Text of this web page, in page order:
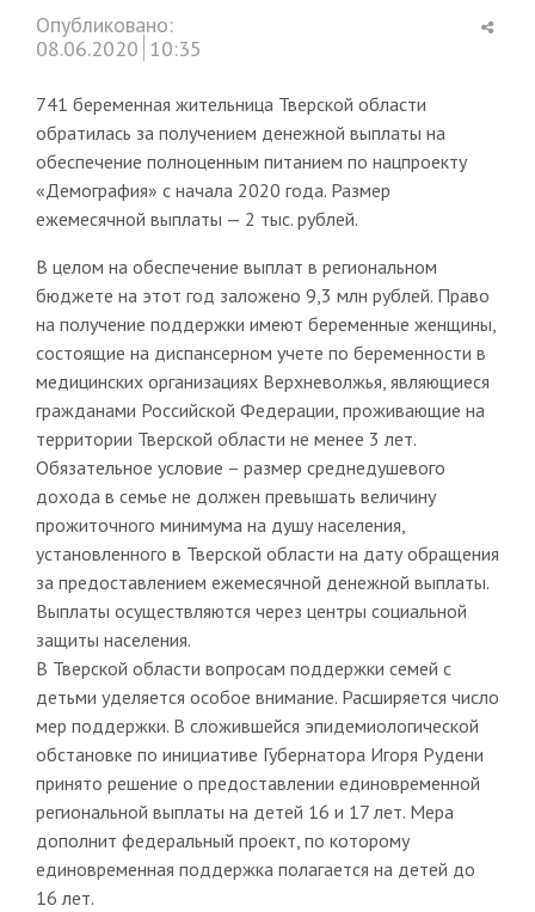
Опубликовано:
08.06.2020 10:35
741 беременная жительница Тверской области
обратилась за получением денежной выплаты на
обеспечение полноценным питанием по нацпроекту
«Демография» с начала 2020 года. Размер
ежемесячной выплаты — 2 тыс. рублей.
В целом на обеспечение выплат в региональном
бюджете на этот год заложено 9,3 млн рублей. Право
на получение поддержки имеют беременные женщины,
состоящие на диспансерном учете по беременности в
медицинских организациях Верхневолжья, являющиеся
гражданами Российской Федерации, проживающие на
территории Тверской области не менее 3 лет.
Обязательное условие – размер среднедушевого
дохода в семье не должен превышать величину
прожиточного минимума на душу населения,
установленного в Тверской области на дату обращения
за предоставлением ежемесячной денежной выплаты.
Выплаты осуществляются через центры социальной
защиты населения.
В Тверской области вопросам поддержки семей с
детьми уделяется особое внимание. Расширяется число
мер поддержки. В сложившейся эпидемиологической
обстановке по инициативе Губернатора Игоря Рудени
принято решение о предоставлении единовременной
региональной выплаты на детей 16 и 17 лет. Мера
дополнит федеральный проект, по которому
единовременная поддержка полагается на детей до
16 лет.